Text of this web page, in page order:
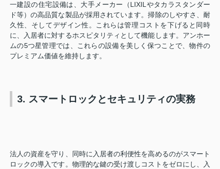
一建設の住宅設備は、大手メーカー（LIXILやタカラスタンダー
ド等）の高品質な製品が採用されています。掃除のしやすさ、耐
久性、そしてデザイン性。これらは管理コストを下げると同時
に、入居者に対するホスピタリティとして機能します。アンホー
ムの5つ星管理では、これらの設備を美しく保つことで、物件の
プレミアム価値を維持します。
3. スマートロックとセキュリティの実務
法人の資産を守り、同時に入居者の利便性を高めるのがスマート
ロックの導入です。物理的な鍵の受け渡しコストをゼロにし、入